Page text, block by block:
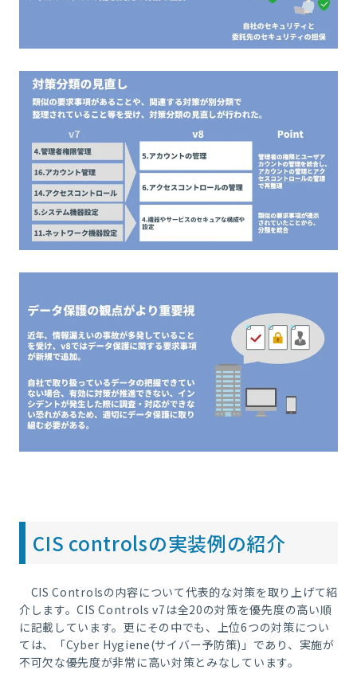
CIS controlsの実装例の紹介
CIS Controlsの内容について代表的な対策を取り上げて紹
介します。CIS Controls v7は全20の対策を優先度の高い順
に記載しています。更にその中でも、上位6つの対策につい
ては、「Cyber Hygiene(サイバー予防策)」であり、実施が
不可欠な優先度が非常に高い対策とみなしています。